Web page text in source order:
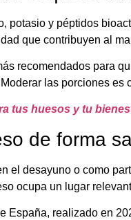
potasio y péptidos
que contribuyen al
recomendados para
las porciones
tus huesos y tu
de forma
el desayuno o como
ocupa un lugar
España, realizado en